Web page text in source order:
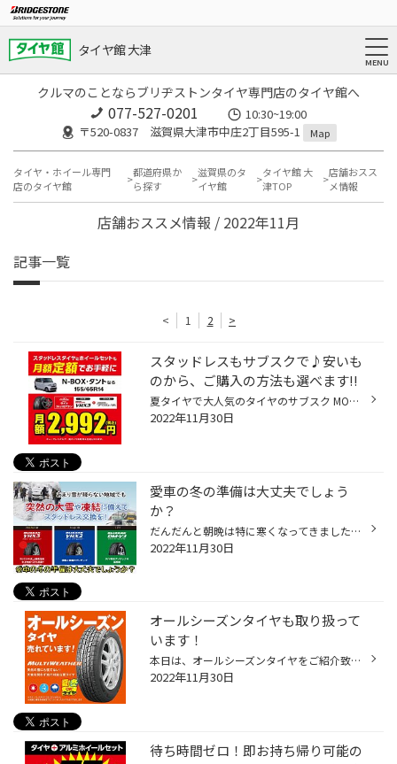
タイヤ館 大津
クルマのことならブリヂストンタイヤ専門店のタイヤ館へ
077-527-0201
10:30~19:00
〒520-0837 滋賀県大津市中庄2丁目595-1
Map
タイヤ・ホイール専門
店のタイヤ館
都道府県か
ら探す
滋賀県のタ
イヤ館
タイヤ館 大
津TOP
店舗おスス
メ情報
店舗おススメ情報 / 2022年11月
記事一覧
< 1 2 >
スタッドレスもサブスクで♪安いも
のから、ご購入の方法も選べます!!
夏タイヤで大人気のタイヤのサブスク MOBOXが冬タイヤもご購入できます!! さらに今年からスタッドレスとホイールが セットになったプランも増えて 手が出しにくかった冬タイヤも お求めやすくなりました(*^▽^*) 1部ラインナップをご紹介！ ※例となりますのでタイヤサイズや ホイールサイズなど、実...
2022年11月30日
愛車の冬の準備は大丈夫でしょう
か？
だんだんと朝晩は特に寒くなってきましたね。 皆さまは…愛車の冬の準備はお済みでしょうか？ 一気に寒くなり店舗も混雑してきますので… 愛車の冬支度は時間に余裕を持って早めにしましょうね。 タイヤ館大津おすすめのスタッドレスタイヤの紹介になります♪ タイヤ館大津では…冬タイヤ交換や履き替え...
2022年11月30日
オールシーズンタイヤも取り扱って
います！
本日は、オールシーズンタイヤをご紹介致します！ 『スタッドレスタイヤまでは必要ないけど、 ちょっと雪が降った時は心配…』 というお声にお応えして、 当店では、タイヤ館コクピット限定販売商品の 『MALTI WEATHER(マルチウェザー)』を、 取り扱っております！ こちらの商品は… ◎突然の降雪にも...
2022年11月30日
待ち時間ゼロ！即お持ち帰り可能の